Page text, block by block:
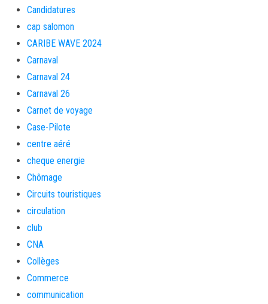
Candidatures
cap salomon
CARIBE WAVE 2024
Carnaval
Carnaval 24
Carnaval 26
Carnet de voyage
Case-Pilote
centre aéré
cheque energie
Chômage
Circuits touristiques
circulation
club
CNA
Collèges
Commerce
communication